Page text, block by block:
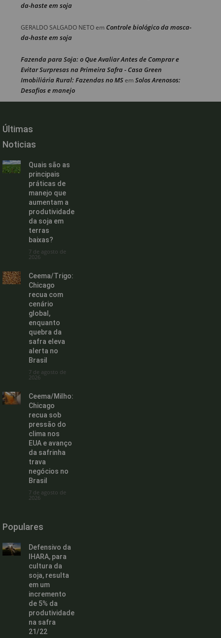
da-haste em soja
GERALDO SALGADO NETOem Controle biológico da mosca-
da-haste em soja
Fazenda para Soja: o Que Avaliar Antes de Comprar e
Evitar Surpresas na Primeira Safra - Casa Green
Imobiliária Rural: Fazendas no MSem Solos Arenosos:
Desafios e manejo
Últimas
Noticias
Quais são as
principais
práticas de
manejo que
aumentam a
produtividade
da soja em
terras
baixas?
7 de agosto de
2026
Ceema/Trigo:
Chicago
recua com
cenário
global,
enquanto
quebra da
safra eleva
alerta no
Brasil
7 de agosto de
2026
Ceema/Milho:
Chicago
recua sob
pressão do
clima nos
EUA e avanço
da safrinha
trava
negócios no
Brasil
7 de agosto de
2026
Populares
Defensivo da
IHARA, para
cultura da
soja, resulta
em um
incremento
de 5% da
produtividade
na safra
21/22